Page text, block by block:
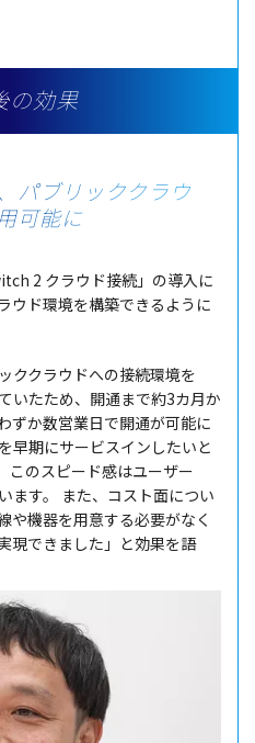
の効果
パブリッククラウ
可能に
2 クラウド接続」の導入に
ウド環境を構築できるように
ククラウドへの接続環境を
いたため、 開通まで約3カ月か
ずか数営業日で開通が可能に
早期にサービスイン したいと
このスピード感はユーザー
ます。 また、 コスト面につい
や機器を用意する必要がなく
現できました」と効果を語